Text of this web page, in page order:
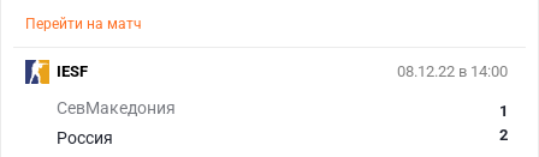
Перейти на матч
08.12.22 в 14:00
СевМакедония
Россия
1
2
IESF